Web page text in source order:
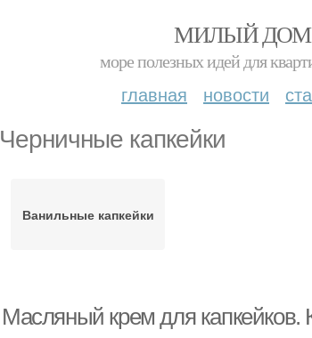
МИЛЫЙ ДОМ
море полезных идей для
главная новости
Черничные капкейки
Ванильные капкейки
Масляный крем для капкейков.